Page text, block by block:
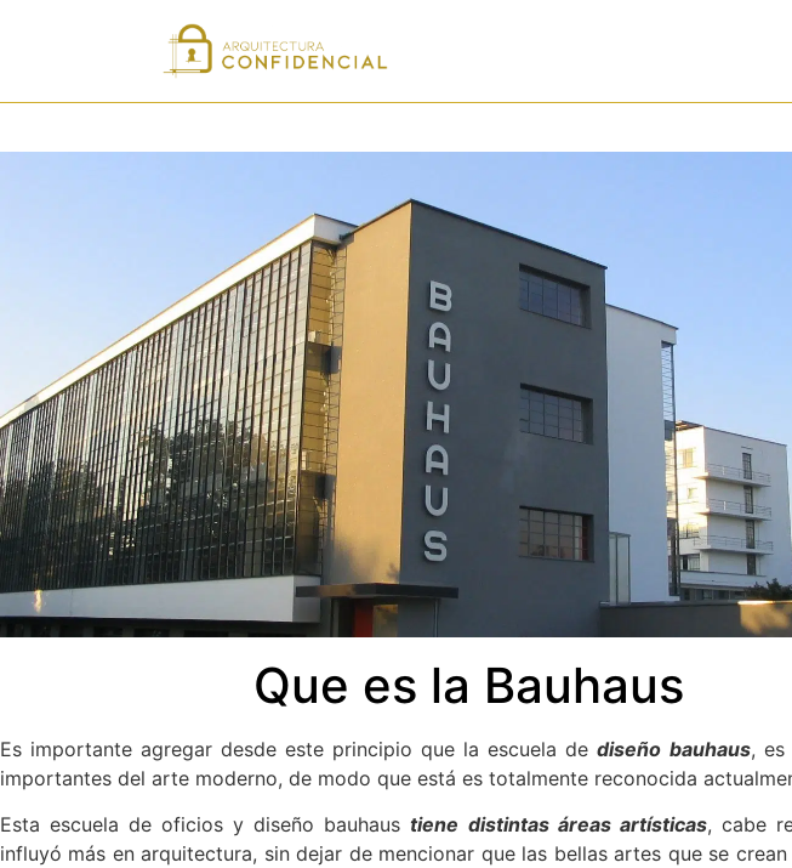
Que es la Bauhaus
Es importante agregar desde este principio que la escuela de diseño bauhaus, es
importantes del arte moderno, de modo que está es totalmente reconocida
Esta escuela de oficios y diseño bauhaustiene distintas áreas artísticas, cabe
influyó más en arquitectura, sin dejar de mencionar que las bellas artes que se